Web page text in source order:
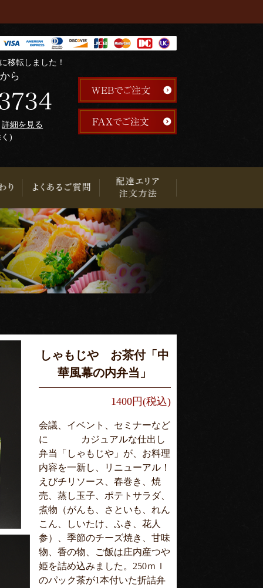
移転しました！
ら
詳細を見る
)
しゃもじや お茶付「中
華風幕の内弁当」
1400円(税込)
会議、イベント、セミナーなど
に カジュアルな仕出し
弁当「しゃもじや」が、お料理
内容を一新し、リニューアル！
えびチリソース、春巻き、焼
売、蒸し玉子、ポテトサラダ、
煮物（がんも、さといも、れん
こん、しいたけ、ふき、花人
参）、季節のチーズ焼き、甘味
物、香の物、ご飯は庄内産つや
姫を詰め込みました。250ｍｌ
のパック茶が1本付いた折詰弁